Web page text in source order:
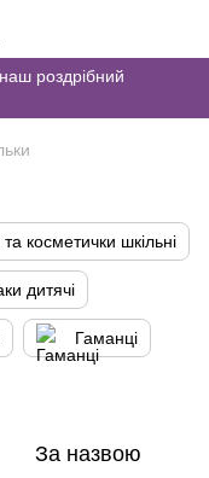
роздрібний
косметички шкільні
дитячі
Гаманці
За назвою